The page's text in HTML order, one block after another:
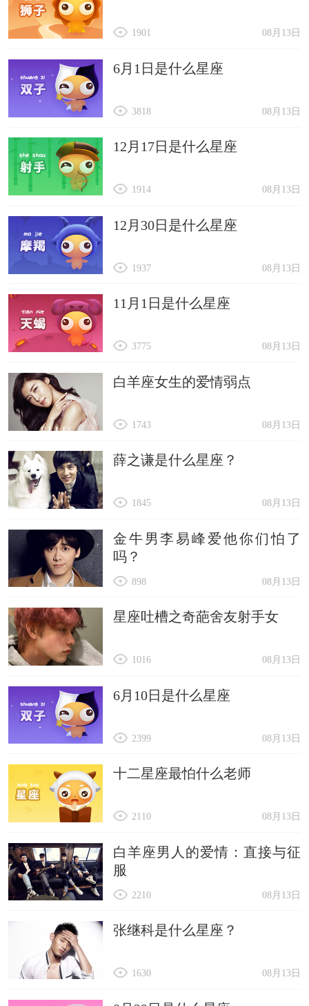
08月13日
1901
6月1日是什么星座
08月13日
3818
12月17日是什么星座
08月13日
1914
12月30日是什么星座
08月13日
1937
11月1日是什么星座
08月13日
3775
白羊座女生的爱情弱点
08月13日
1743
薛之谦是什么星座？
08月13日
1845
金牛男李易峰爱他你们怕了
吗？
08月13日
898
星座吐槽之奇葩舍友射手女
08月13日
1016
6月10日是什么星座
08月13日
2399
十二星座最怕什么老师
08月13日
2110
白羊座男人的爱情：直接与征
服
08月13日
2210
张继科是什么星座？
08月13日
1630